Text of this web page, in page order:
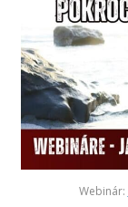
Webinár: